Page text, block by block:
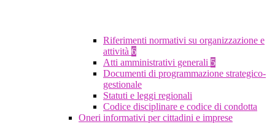
Riferimenti normativi su organizzazione e
attività 6
Atti amministrativi generali 5
Documenti di programmazione strategico-
gestionale
Statuti e leggi regionali
Codice disciplinare e codice di condotta
Oneri informativi per cittadini e imprese